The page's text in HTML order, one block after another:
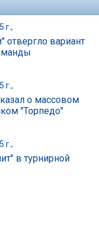
г.,
отвергло вариант
г.,
о массовом
"Торпедо"
г.,
в турнирной